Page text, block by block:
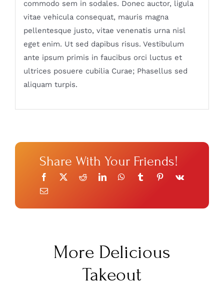
commodo sem in sodales. Donec auctor, ligula
vitae vehicula consequat, mauris magna
pellentesque justo, vitae venenatis urna nisl
eget enim. Ut sed dapibus risus. Vestibulum
ante ipsum primis in faucibus orci luctus et
ultrices posuere cubilia Curae; Phasellus sed
aliquam turpis.
Share With Your Friends!
More Delicious
Takeout